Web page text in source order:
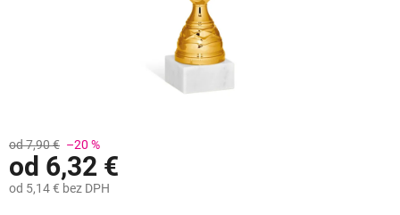
od 7,90 € –20 %
od 6,32 €
od 5,14 € bez DPH